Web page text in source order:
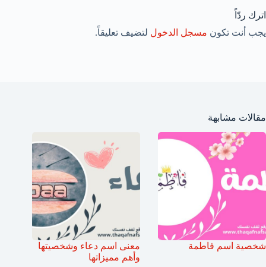
اترك ردّاً
يجب أنت تكون مسجل الدخول لتضيف تعليقاً.
مقالات مشابهة
شخصية اسم فاطمة
معنى اسم دعاء وشخصيتها
وأهم مميزاتها